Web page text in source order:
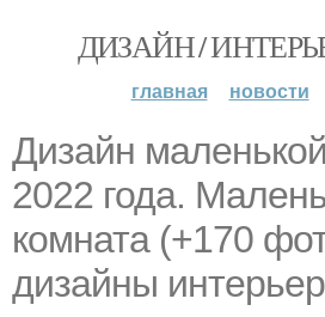
ДИЗАЙН /
главная новости
Дизайн
2022 года.
комната (+170
дизайны